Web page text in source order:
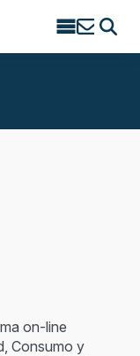
Search
on-line
Consumo y